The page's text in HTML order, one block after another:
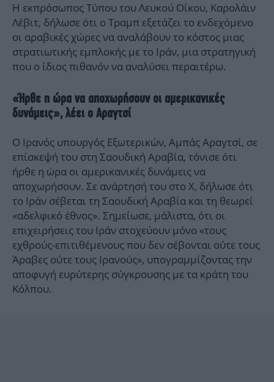
Η εκπρόσωπος Τύπου του Λευκού Οίκου, Καρολάιν
Λέβιτ, δήλωσε ότι ο Τραμπ εξετάζει το ενδεχόμενο
οι αραβικές χώρες να αναλάβουν το κόστος μιας
στρατιωτικής εμπλοκής με το Ιράν, μια στρατηγική
που ο ίδιος πιθανόν να αναλύσει περαιτέρω.
«Ήρθε η ώρα να αποχωρήσουν οι αμερικανικές
δυνάμεις», λέει ο Αραγτσί
Ο Ιρανός υπουργός Εξωτερικών, Αμπάς Αραγτσί, σε
επίσκεψή του στη Σαουδική Αραβία, τόνισε ότι
ήρθε η ώρα οι αμερικανικές δυνάμεις να
αποχωρήσουν. Σε ανάρτησή του στο X, δήλωσε ότι
το Ιράν σέβεται τη Σαουδική Αραβία και τη θεωρεί
«αδελφικό έθνος». Σημείωσε, μάλιστα, ότι οι
επιχειρήσεις του Ιράν στοχεύουν μόνο «τους
εχθρούς-επιτιθέμενους που δεν σέβονται ούτε τους
Άραβες ούτε τους Ιρανούς», υπογραμμίζοντας την
αποφυγή ευρύτερης σύγκρουσης με τα κράτη του
Κόλπου.